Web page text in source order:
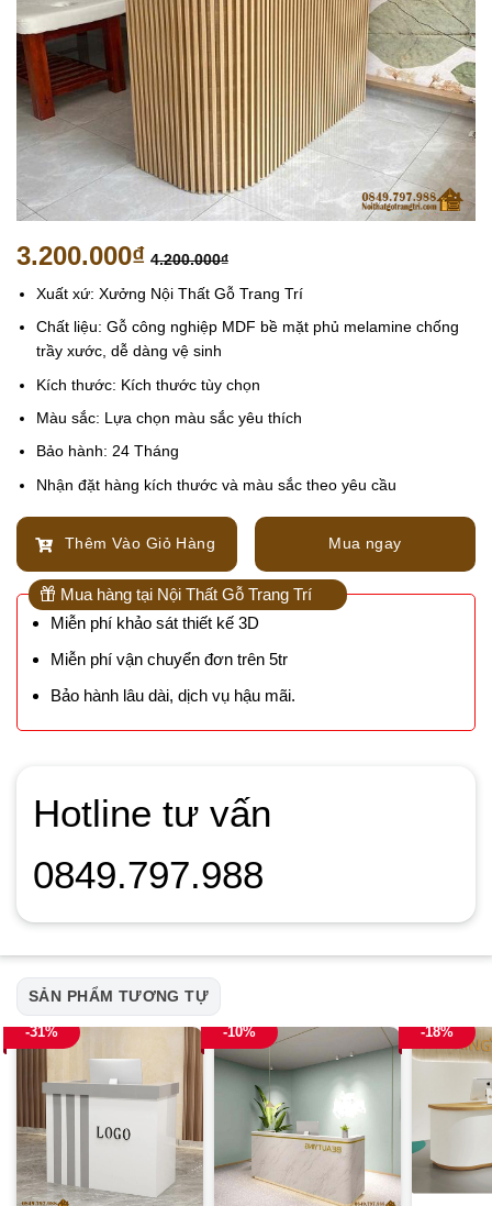
3.200.000₫ 4.200.000₫
Xuất xứ: Xưởng Nội Thất Gỗ Trang Trí
Chất liệu: Gỗ công nghiệp MDF bề mặt phủ melamine chống
trầy xước, dễ dàng vệ sinh
Kích thước: Kích thước tùy chọn
Màu sắc: Lựa chọn màu sắc yêu thích
Bảo hành: 24 Tháng
Nhận đặt hàng kích thước và màu sắc theo yêu cầu
Thêm Vào Giỏ Hàng Mua ngay
Mua hàng tại Nội Thất Gỗ Trang Trí
Miễn phí khảo sát thiết kế 3D
Miễn phí vận chuyển đơn trên 5tr
Bảo hành lâu dài, dịch vụ hậu mãi.
Hotline tư vấn
0849.797.988
SẢN PHẨM TƯƠNG TỰ
-31% -10% -18%